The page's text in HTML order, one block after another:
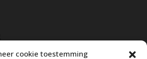
cookie toestemming